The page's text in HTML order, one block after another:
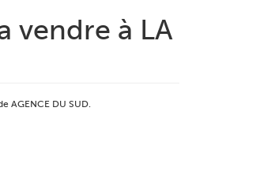
vendre à LA
AGENCE DU SUD.